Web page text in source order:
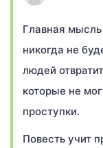
Главная мысль
никогда не
людей
которые не
проступки.
Повесть учит